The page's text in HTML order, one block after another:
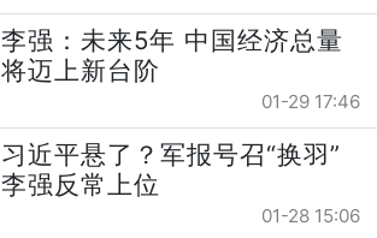
李强：未来5年 中国经济总量
将迈上新台阶
01-29 17:46
习近平悬了？军报号召“换羽”
李强反常上位
01-28 15:06